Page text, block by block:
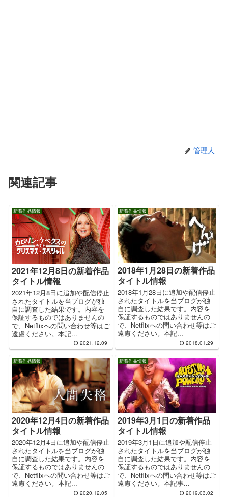
管理人
関連記事
新着作品情報
2021年12月8日の新着作品
タイトル情報
2021年12月8日に追加や配信停止
されたタイトルを当ブログが独
自に調査した結果です。内容を
保証するものではありませんの
で、Netflixへの問い合わせ等はご
遠慮ください。本記...
2021.12.09
新着作品情報
2018年1月28日の新着作品
タイトル情報
2018年1月28日に追加や配信停止
されたタイトルを当ブログが独
自に調査した結果です。内容を
保証するものではありませんの
で、Netflixへの問い合わせ等はご
遠慮ください。本記...
2018.01.29
新着作品情報
2020年12月4日の新着作品
タイトル情報
2020年12月4日に追加や配信停止
されたタイトルを当ブログが独
自に調査した結果です。内容を
保証するものではありませんの
で、Netflixへの問い合わせ等はご
遠慮ください。本記...
2020.12.05
新着作品情報
2019年3月1日の新着作品
タイトル情報
2019年3月1日に追加や配信停止
されたタイトルを当ブログが独
自に調査した結果です。内容を
保証するものではありませんの
で、Netflixへの問い合わせ等はご
遠慮ください。本記事...
2019.03.02